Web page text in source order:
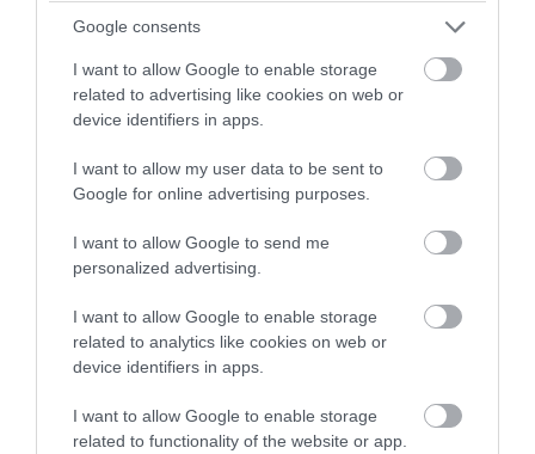
Google consents
I want to allow Google to enable storage
related to advertising like cookies on web or
device identifiers in apps.
I want to allow my user data to be sent to
Google for online advertising purposes.
I want to allow Google to send me
personalized advertising.
I want to allow Google to enable storage
related to analytics like cookies on web or
device identifiers in apps.
I want to allow Google to enable storage
related to functionality of the website or app.
08.08.2026 | 09:56
PRONEWS.GR / ΕΝΟΠΛΕΣ ΣΥΓΚΡΟΥΣΕΙΣ
Ρωσικά πλήγματα με βαλλιστικούς
πυραύλους Iskander-M και drones σε